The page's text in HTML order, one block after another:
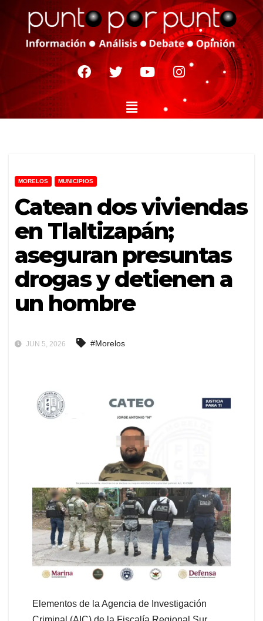
MORELOS MUNICIPIOS
Catean dos viviendas
en Tlaltizapán;
aseguran presuntas
drogas y detienen a
un hombre
JUN 5, 2026 #Morelos
Elementos de la Agencia de Investigación